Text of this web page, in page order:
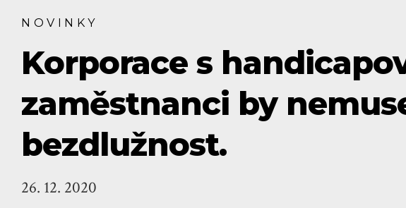
NOVINKY
Korporace s
zaměstnanci by
bezdlužnost.
26. 12. 2020